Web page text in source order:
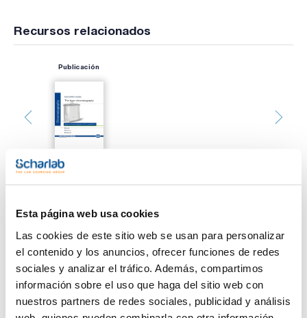
Esta página web usa cookies
Las cookies de este sitio web se usan para personalizar
el contenido y los anuncios, ofrecer funciones de redes
sociales y analizar el tráfico. Además, compartimos
información sobre el uso que haga del sitio web con
nuestros partners de redes sociales, publicidad y análisis
Recursos relacionados
Publicación
Imprimir ficha de
Características
Tipo : CEL 300-10 UV254
Adsorbente : Celulosa
Indicador : Sí
Espesor (mm) : 0,25
Pack (u.) : 25
Ver más